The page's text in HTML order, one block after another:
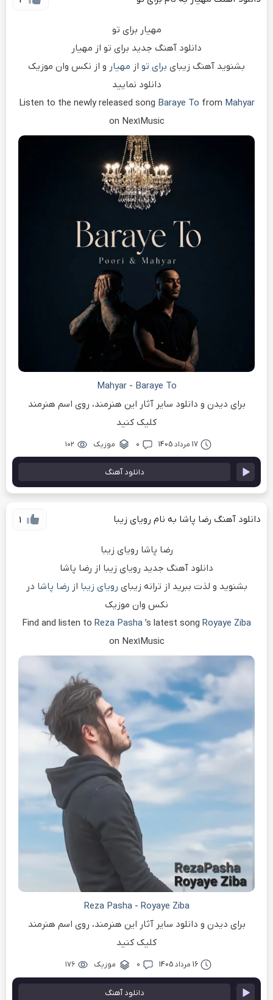
مهیار برای تو
دانلود آهنگ جدید برای تو از مهیار
بشنوید آهنگ زیبای برای تو از مهیار و از نکس وان موزیک
دانلود نمایید
Listen to the newly released song Baraye To from Mahyar
on Nex1Music
Mahyar - Baraye To
برای دیدن و دانلود سایر آثار این هنرمند، روی اسم هنرمند
کلیک کنید
17 مرداد 1405 ۰ موزیک ۱۰۲
دانلود آهنگ
1 دانلود آهنگ رضا پاشا به نام رویای زیبا
رضا پاشا رویای زیبا
دانلود آهنگ جدید رویای زیبا از رضا پاشا
بشنوید و لذت ببرید از ترانه زیبای رویای زیبا از رضا پاشا در
نکس وان موزیک
Find and listen to Reza Pasha ’s latest song Royaye Ziba
on Nex1Music
Reza Pasha - Royaye Ziba
برای دیدن و دانلود سایر آثار این هنرمند، روی اسم هنرمند
کلیک کنید
16 مرداد 1405 ۰ موزیک ۱۷۶
دانلود آهنگ